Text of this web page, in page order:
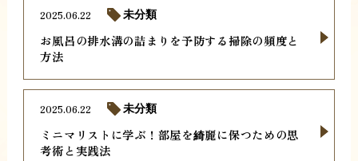
お風呂の排水溝の詰まりを予防する掃除の頻度と
方法
2025.06.22 未分類
ミニマリストに学ぶ！部屋を綺麗に保つための思
考術と実践法
2025.06.22 未分類